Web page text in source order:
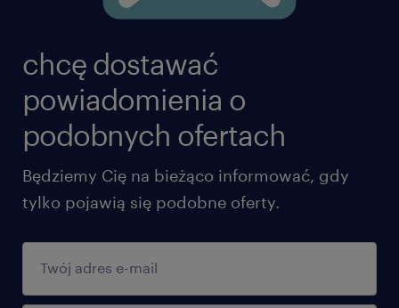
chcę dostawać
powiadomienia o
podobnych ofertach
Będziemy Cię na bieżąco informować, gdy
tylko pojawią się podobne oferty.